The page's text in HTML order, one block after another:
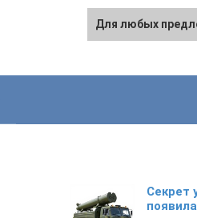
Секрет
Для любых